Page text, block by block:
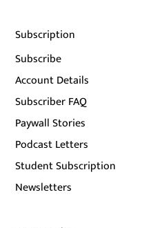
Subscription
Subscribe
Account Details
Subscriber FAQ
Paywall Stories
Podcast Letters
Student Subscription
Newsletters